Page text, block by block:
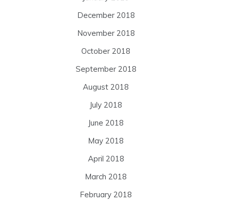
December 2018
November 2018
October 2018
September 2018
August 2018
July 2018
June 2018
May 2018
April 2018
March 2018
February 2018